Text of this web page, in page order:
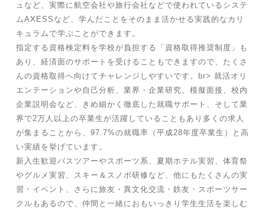
ュなど、実際に航空会社や旅行会社などで使われているシステ
ムAXESSなど、学んだことをそのまま活かせる実践的なカリ
キュラムで学ぶことができます。
指定する資格検定料を学校が負担する「資格取得推奨制度」も
あり、経済面のサポートを受けることもできますので、たくさ
んの資格取得へ向けてチャレンジしやすいです。br> 就活オリ
エンテーションや自己分析、業界・企業研究、模擬面接、校内
企業説明会など、きめ細かく徹底した就職サポート、そして業
界で2万人以上の卒業生が活躍していることもあり多くの求人
が集まることから、97.7%の就職率（平成28年度卒業生）と高
い実績を挙げています。
新入生歓迎バスツアーやスポーツ系、夏期ホテル実習、体育祭
やグルメ実習、スキー＆スノボ研修など、他にもたくさんの実
習・イベント、さらに旅友・異文化交流・鉄友・スポーツサー
クルもあるので、仲間と一緒におもいっきり学生生活を楽しむ